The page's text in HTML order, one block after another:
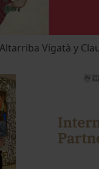
Vigatà y